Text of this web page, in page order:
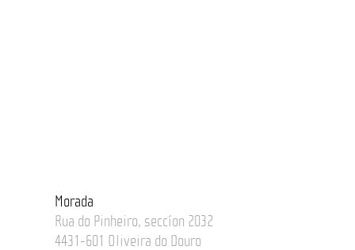
Morada
Rua do Pinheiro, seccíon 2032
4431-601 Oliveira do Douro